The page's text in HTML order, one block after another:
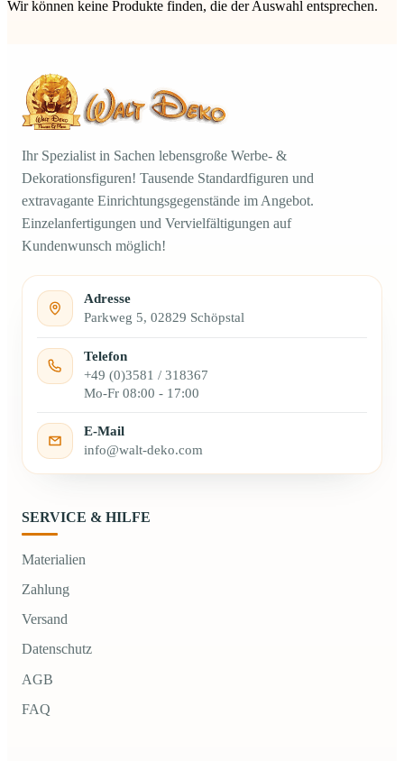
Wir können keine Produkte finden, die der Auswahl entsprechen.
Ihr Spezialist in Sachen lebensgroße Werbe- &
Dekorationsfiguren! Tausende Standardfiguren und
extravagante Einrichtungsgegenstände im Angebot.
Einzelanfertigungen und Vervielfältigungen auf
Kundenwunsch möglich!
Adresse
Parkweg 5, 02829 Schöpstal
Telefon
+49 (0)3581 / 318367
Mo-Fr 08:00 - 17:00
E-Mail
info@walt-deko.com
SERVICE & HILFE
Materialien
Zahlung
Versand
Datenschutz
AGB
FAQ